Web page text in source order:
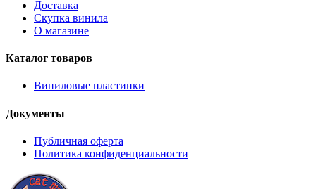
Доставка
Скупка винила
О магазине
Каталог товаров
Виниловые пластинки
Документы
Публичная оферта
Политика конфиденциальности